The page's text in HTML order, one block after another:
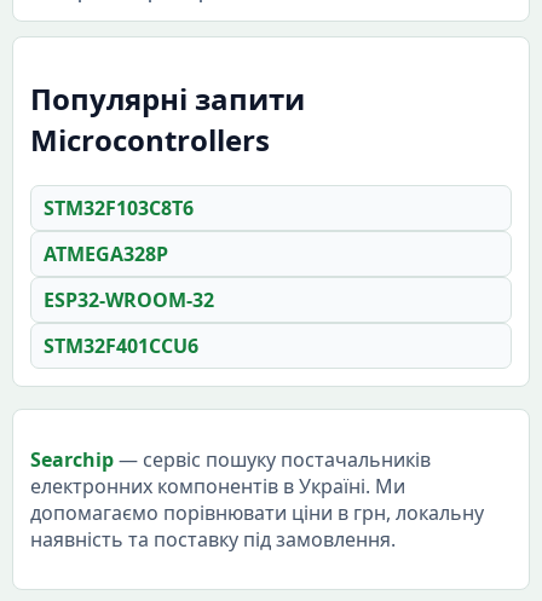
Популярні запити
Microcontrollers
STM32F103C8T6
ATMEGA328P
ESP32-WROOM-32
STM32F401CCU6
Searchip— сервіс пошуку постачальників
електронних компонентів в Україні. Ми
допомагаємо порівнювати ціни в грн, локальну
наявність та поставку під замовлення.